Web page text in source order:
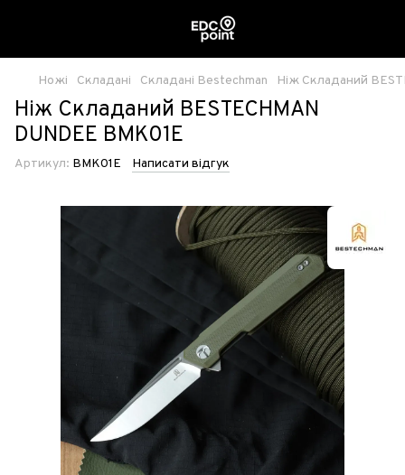
Ножі Складані Складані Bestechman Ніж Складаний
Ніж Складаний BESTECHMAN
DUNDEE BMK01E
Артикул: BMK01E Написати відгук